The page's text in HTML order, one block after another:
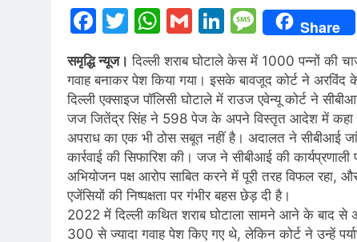
Facebook
Twitter
WhatsApp
GmailLinkedIn
Share
समृद्धि न्यूज। दिल्ली शराब घोटाले केस में 1000 पन्नों की
गवाह बनाकर पेश किया गया। इसके बावजूद कोर्ट ने अरविंद
दिल्ली एक्साइज पॉलिसी घोटाले में राउज एवेन्यू कोर्ट ने
जज जितेंद्र सिंह ने 598 पेज के अपने विस्तृत आदेश में कहा
अपराध का एक भी ठोस सबूत नहीं है। अदालत ने सीबीआई
कार्रवाई की सिफारिश की। जज ने सीबीआई की
अभियोजन पक्ष आरोप साबित करने में पूरी तरह विफल रहा,
एजेंसियों की निष्पक्षता पर गंभीर बहस छेड़ दी है।
2022 में दिल्ली कथित शराब घोटाला सामने आने के बाद
300 से ज्यादा गवाह पेश किए गए थे, लेकिन कोर्ट ने उन्हें